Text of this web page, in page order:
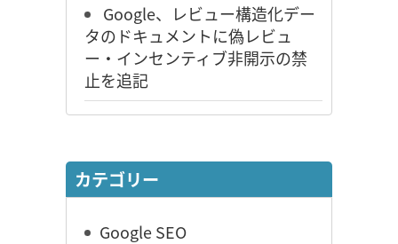
Google、レビュー構造化デー
タのドキュメントに偽レビュ
ー・インセンティブ非開示の禁
止を追記
カテゴリー
Google SEO